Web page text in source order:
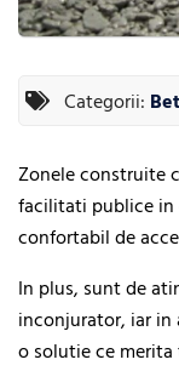
Categorii:
Zonele construite
facilitati publice in
confortabil de
In plus, sunt de
inconjurator, iar in
o solutie ce